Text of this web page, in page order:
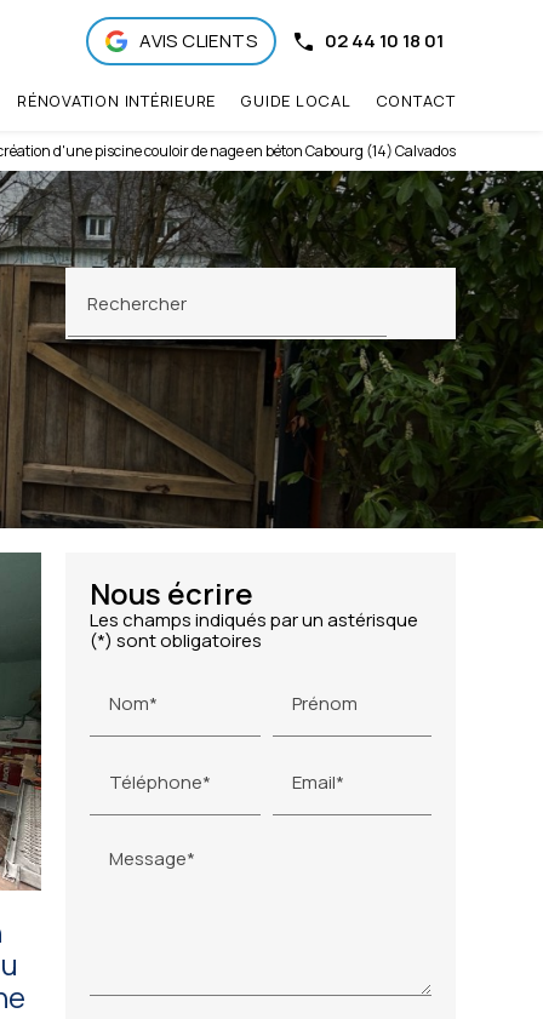
AVIS CLIENTS 02 44 10 18 01
RÉNOVATION INTÉRIEURE GUIDE LOCAL CONTACT
d'une piscine couloir de nage en béton Cabourg (14) Calvados
Rechercher
Nous écrire
Les champs indiqués par un astérisque
(*) sont obligatoires
Nom* Prénom
Téléphone* Email*
Message*